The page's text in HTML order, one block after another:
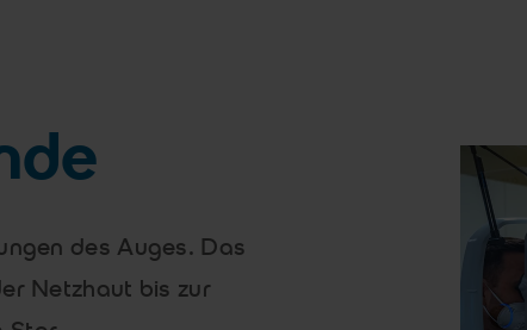
des Auges. Das
Netzhaut bis zur